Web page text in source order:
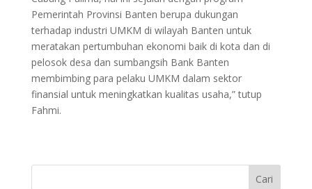
Pemerintah Provinsi Banten berupa dukungan
terhadap industri UMKM di wilayah Banten untuk
meratakan pertumbuhan ekonomi baik di kota dan di
pelosok desa dan sumbangsih Bank Banten
membimbing para pelaku UMKM dalam sektor
finansial untuk meningkatkan kualitas usaha,” tutup
Fahmi.